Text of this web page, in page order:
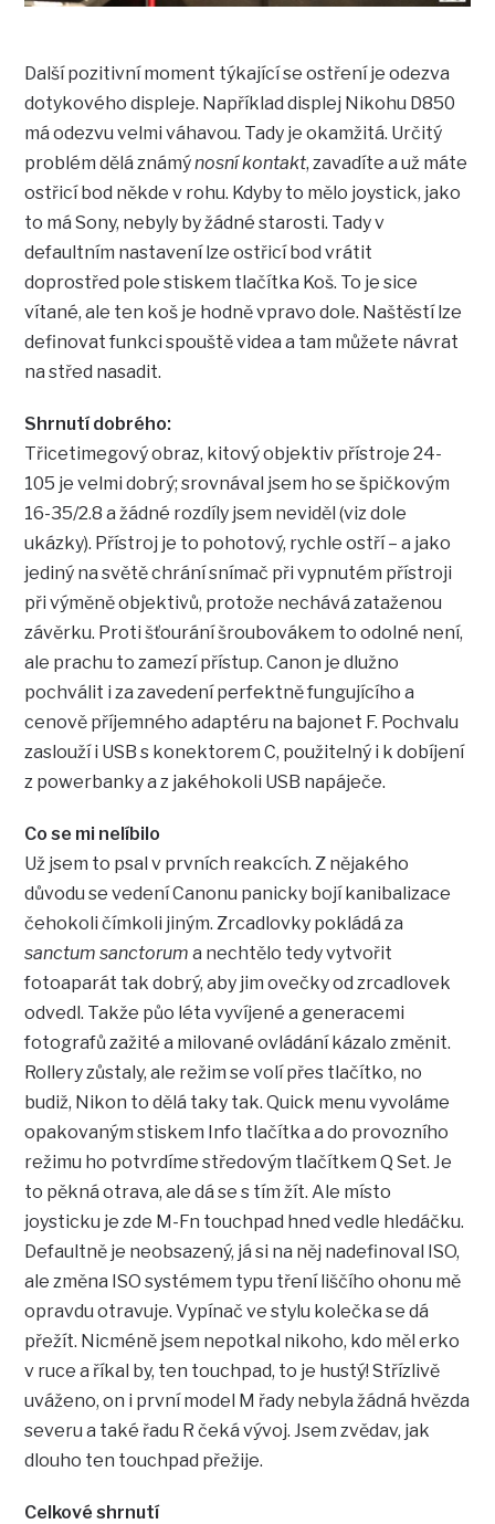
Další pozitivní moment týkající se ostření je odezva
dotykového displeje. Například displej Nikohu D850
má odezvu velmi váhavou. Tady je okamžitá. Určitý
problém dělá známýnosní kontakt, zavadíte a už máte
ostřicí bod někde v rohu. Kdyby to mělo joystick, jako
to má Sony, nebyly by žádné starosti. Tady v
defaultním nastavení lze ostřicí bod vrátit
doprostřed pole stiskem tlačítka Koš. To je sice
vítané, ale ten koš je hodně vpravo dole. Naštěstí lze
definovat funkci spouště videa a tam můžete návrat
na střed nasadit.
Shrnutí dobrého:
Třicetimegový obraz, kitový objektiv přístroje 24-
105 je velmi dobrý; srovnával jsem ho se špičkovým
16-35/2.8 a žádné rozdíly jsem neviděl (viz dole
ukázky). Přístroj je to pohotový, rychle ostří – a jako
jediný na světě chrání snímač při vypnutém přístroji
při výměně objektivů, protože nechává zataženou
závěrku. Proti šťourání šroubovákem to odolné není,
ale prachu to zamezí přístup. Canon je dlužno
pochválit i za zavedení perfektně fungujícího a
cenově příjemného adaptéru na bajonet F. Pochvalu
zaslouží i USB s konektorem C, použitelný i k dobíjení
z powerbanky a z jakéhokoli USB napáječe.
Co se mi nelíbilo
Už jsem to psal v prvních reakcích. Z nějakého
důvodu se vedení Canonu panicky bojí kanibalizace
čehokoli čímkoli jiným. Zrcadlovky pokládá za
sanctum sanctorum a nechtělo tedy vytvořit
fotoaparát tak dobrý, aby jim ovečky od zrcadlovek
odvedl. Takže půo léta vyvíjené a generacemi
fotografů zažité a milované ovládání kázalo změnit.
Rollery zůstaly, ale režim se volí přes tlačítko, no
budiž, Nikon to dělá taky tak. Quick menu vyvoláme
opakovaným stiskem Info tlačítka a do provozního
režimu ho potvrdíme středovým tlačítkem Q Set. Je
to pěkná otrava, ale dá se s tím žít. Ale místo
joysticku je zde M-Fn touchpad hned vedle hledáčku.
Defaultně je neobsazený, já si na něj nadefinoval ISO,
ale změna ISO systémem typu tření liščího ohonu mě
opravdu otravuje. Vypínač ve stylu kolečka se dá
přežít. Nicméně jsem nepotkal nikoho, kdo měl erko
v ruce a říkal by, ten touchpad, to je hustý! Střízlivě
uváženo, on i první model M řady nebyla žádná hvězda
severu a také řadu R čeká vývoj. Jsem zvědav, jak
dlouho ten touchpad přežije.
Celkové shrnutí